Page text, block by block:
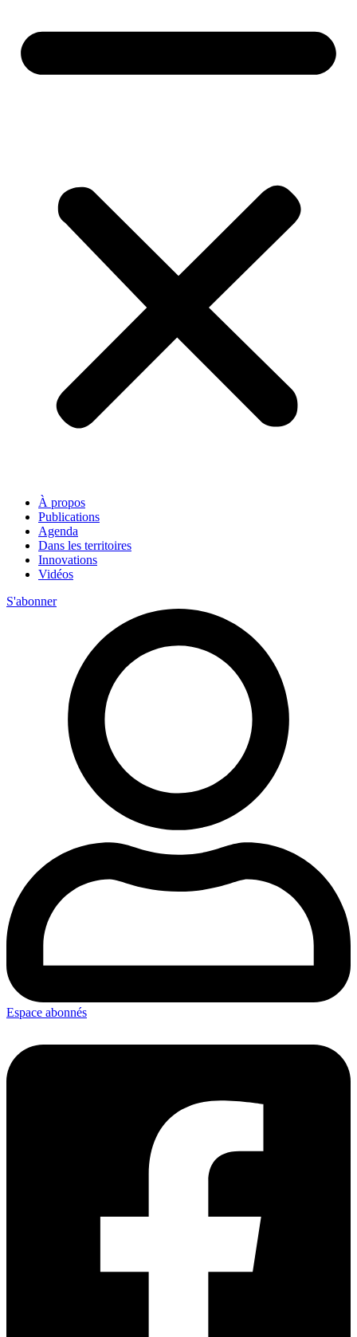
À propos
Publications
Agenda
Dans les territoires
Innovations
Vidéos
S'abonner
Espace abonnés